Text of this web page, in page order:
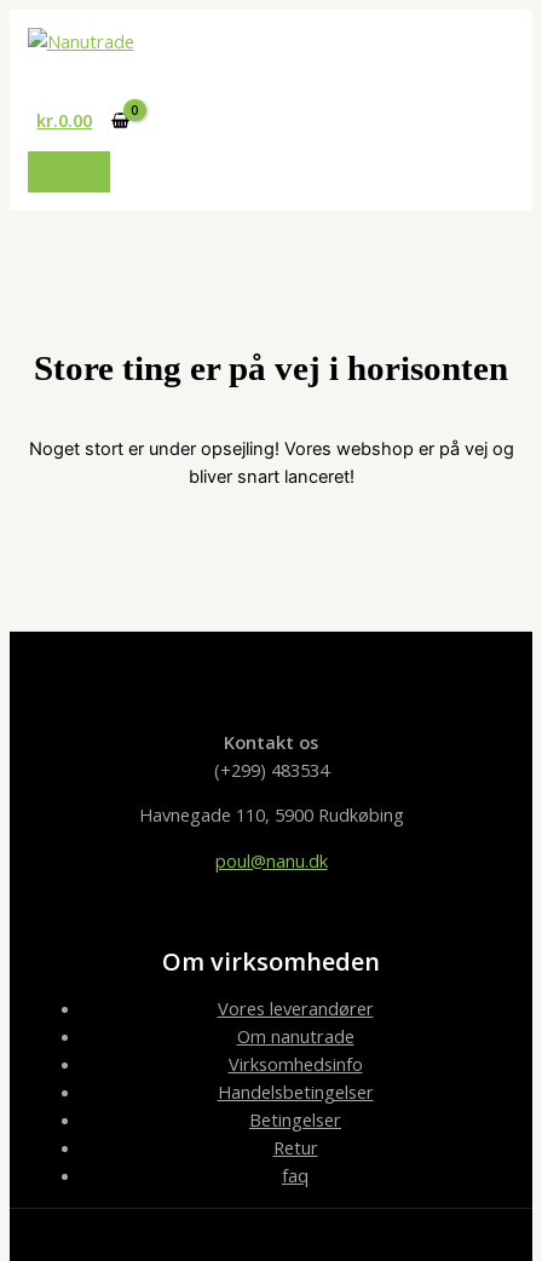
Gå
kr.0.00
Store ting er på vej i horisonten
Noget stort er under opsejling! Vores webshop er på vej og
bliver snart lanceret!
Kontakt os
(+299) 483534
Havnegade 110, 5900 Rudkøbing
poul@nanu.dk
Om virksomheden
Vores leverandører
Om nanutrade
Virksomhedsinfo
Handelsbetingelser
Betingelser
Retur
faq